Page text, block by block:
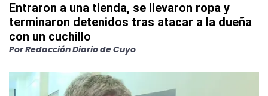
Entraron a una tienda, se llevaron ropa y
terminaron detenidos tras atacar a la dueña
con un cuchillo
PorRedacción Diario de Cuyo